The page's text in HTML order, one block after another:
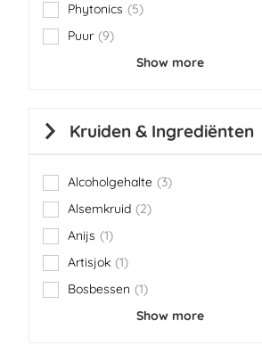
Phytonics
5
items
Puur
9
items
Show more
Kruiden & Ingrediënten
Alcoholgehalte 3
items
Alsemkruid
2
items
Anijs
1
item
Artisjok 1
item
Bosbessen
1
item
Show more